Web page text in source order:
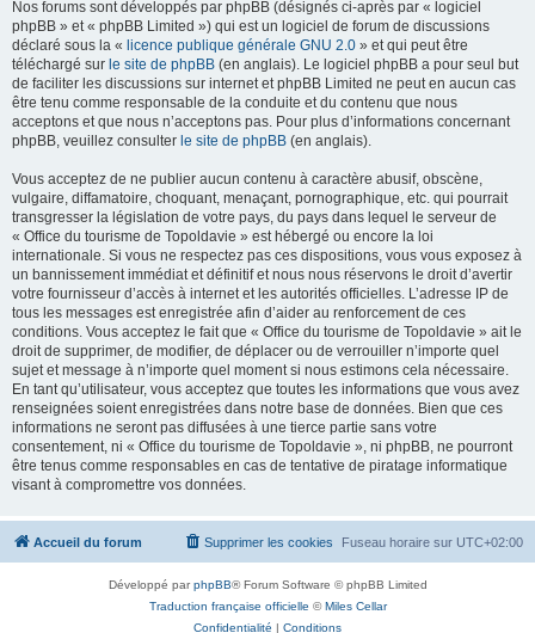
Nos forums sont développés par phpBB (désignés ci-après par « logiciel
phpBB » et « phpBB Limited ») qui est un logiciel de forum de discussions
déclaré sous la « licence publique générale GNU 2.0 » et qui peut être
téléchargé sur le site de phpBB (en anglais). Le logiciel phpBB a pour seul but
de faciliter les discussions sur internet et phpBB Limited ne peut en aucun cas
être tenu comme responsable de la conduite et du contenu que nous
acceptons et que nous n’acceptons pas. Pour plus d’informations concernant
phpBB, veuillez consulter le site de phpBB (en anglais).
Vous acceptez de ne publier aucun contenu à caractère abusif, obscène,
vulgaire, diffamatoire, choquant, menaçant, pornographique, etc. qui pourrait
transgresser la législation de votre pays, du pays dans lequel le serveur de
« Office du tourisme de Topoldavie » est hébergé ou encore la loi
internationale. Si vous ne respectez pas ces dispositions, vous vous exposez à
un bannissement immédiat et définitif et nous nous réservons le droit d’avertir
votre fournisseur d’accès à internet et les autorités officielles. L’adresse IP de
tous les messages est enregistrée afin d’aider au renforcement de ces
conditions. Vous acceptez le fait que « Office du tourisme de Topoldavie » ait le
droit de supprimer, de modifier, de déplacer ou de verrouiller n’importe quel
sujet et message à n’importe quel moment si nous estimons cela nécessaire.
En tant qu’utilisateur, vous acceptez que toutes les informations que vous avez
renseignées soient enregistrées dans notre base de données. Bien que ces
informations ne seront pas diffusées à une tierce partie sans votre
consentement, ni « Office du tourisme de Topoldavie », ni phpBB, ne pourront
être tenus comme responsables en cas de tentative de piratage informatique
visant à compromettre vos données.
Accueil du forum Fuseau horaire sur UTC+02:00
Supprimer les cookies
Développé parphpBB® Forum Software © phpBB Limited
Traduction française officielle ©Miles Cellar
Confidentialité | Conditions